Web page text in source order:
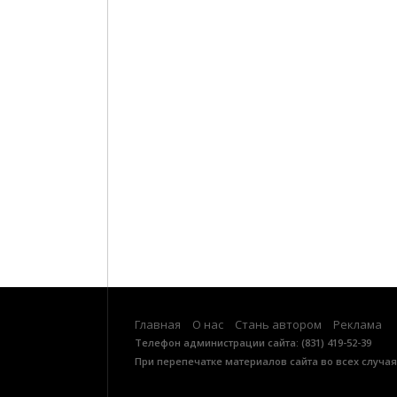
Главная О нас Стань автором Реклама
Телефон администрации сайта: (831) 419-52-39
При перепечатке материалов сайта во всех